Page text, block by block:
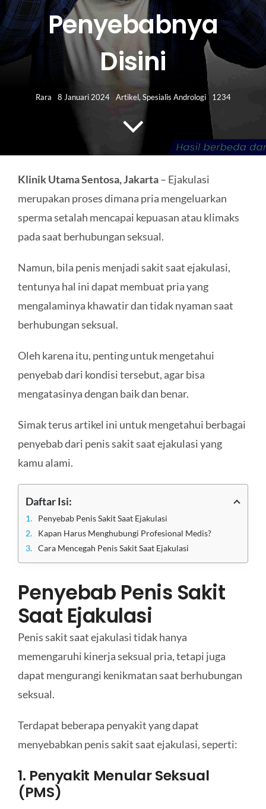
HUBUNGI KAMI
Search
for:
Penyebabnya
Disini
Rara 8 Januari 2024 Artikel,Spesialis Andrologi 1234
Klinik Utama Sentosa, Jakarta– Ejakulasi
merupakan proses dimana pria mengeluarkan
sperma setalah mencapai kepuasan atau klimaks
pada saat berhubungan seksual.
Namun, bila penis menjadi sakit saat ejakulasi,
tentunya hal ini dapat membuat pria yang
mengalaminya khawatir dan tidak nyaman saat
berhubungan seksual.
Oleh karena itu, penting untuk mengetahui
penyebab dari kondisi tersebut, agar bisa
mengatasinya dengan baik dan benar.
Simak terus artikel ini untuk mengetahui berbagai
penyebab dari penis sakit saat ejakulasi yang
kamu alami.
Daftar Isi:
Penyebab Penis Sakit Saat Ejakulasi
Kapan Harus Menghubungi Profesional Medis?
Cara Mencegah Penis Sakit Saat Ejakulasi
Penyebab Penis Sakit
Saat Ejakulasi
Penis sakit saat ejakulasi tidak hanya
memengaruhi kinerja seksual pria, tetapi juga
dapat mengurangi kenikmatan saat berhubungan
seksual.
Terdapat beberapa penyakit yang dapat
menyebabkan penis sakit saat ejakulasi, seperti:
1. Penyakit Menular Seksual
(PMS)